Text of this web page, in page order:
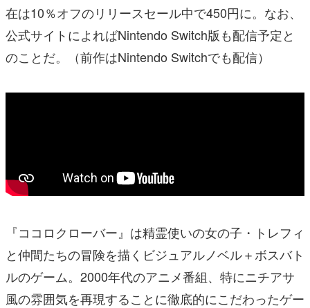
在は10％オフのリリースセール中で450円に。なお、
公式サイトによればNintendo Switch版も配信予定と
のことだ。（前作はNintendo Switchでも配信）
『ココロクローバー』は精霊使いの女の子・トレフィ
と仲間たちの冒険を描くビジュアルノベル＋ボスバト
ルのゲーム。2000年代のアニメ番組、特にニチアサ
風の雰囲気を再現することに徹底的にこだわったゲー